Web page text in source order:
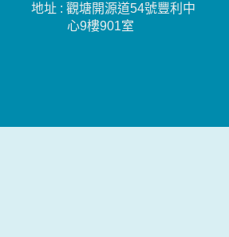
地址 : 觀塘開源道54號豐利中
心9樓901室